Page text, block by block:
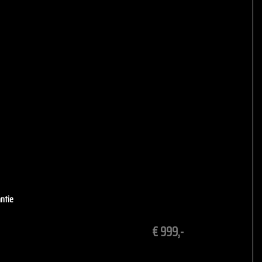
ervoor dat u zich bij ons welkom voelt en de juiste auto
€ 999,-